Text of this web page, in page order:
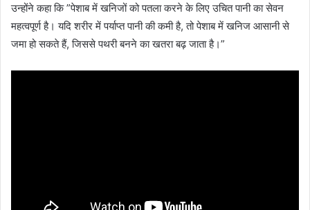
उन्होंने कहा कि ”पेशाब में खनिजों को पतला करने के लिए उचित पानी का सेवन
महत्वपूर्ण है। यदि शरीर में पर्याप्त पानी की कमी है, तो पेशाब में खनिज आसानी से
जमा हो सकते हैं, जिससे पथरी बनने का खतरा बढ़ जाता है।”